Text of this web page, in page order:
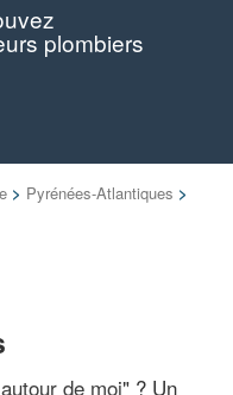
plombiers
> Pyrénées-Atlantiques >
de moi" ? Un